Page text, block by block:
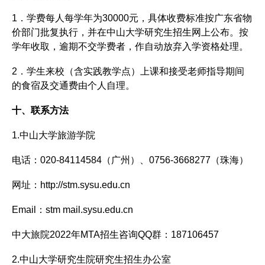
1．学费每人每学年为30000元，具体收费标准按广东省物
价部门批复执行，并在中山大学研究生招生网上公布。按
学年收取，逾期不交学费者，作自动放弃入学资格处理。
2．学生来校（含实践教学点）上课和接受老师指导期间
的食宿及交通费由个人自理。
十、联系方法
1.中山大学旅游学院
电话：020-84114584（广州）、0756-3668277（珠海）
网址：http://stm.sysu.edu.cn
Email：stm mail.sysu.edu.cn
中大旅院2022年MTA招生咨询QQ群：187106457
2.中山大学研究生院研究生招生办公室